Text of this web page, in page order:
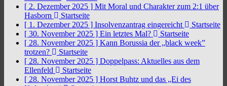
[ 2. Dezember 2025 ] Mit Moral und Charakter zum 2:1 über
Hasborn
Startseite
[ 1. Dezember 2025 ] Insolvenzantrag eingereicht
Startseite
[ 30. November 2025 ] Ein letztes Mal?
Startseite
[ 28. November 2025 ] Kann Borussia der „black week”
trotzen?
Startseite
[ 28. November 2025 ] Doppelpass: Aktuelles aus dem
Ellenfeld
Startseite
[ 28. November 2025 ] Horst Buhtz und das „Ei des